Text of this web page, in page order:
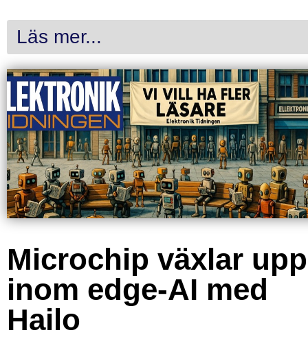
Läs mer...
Microchip växlar upp
inom edge-AI med
Hailo